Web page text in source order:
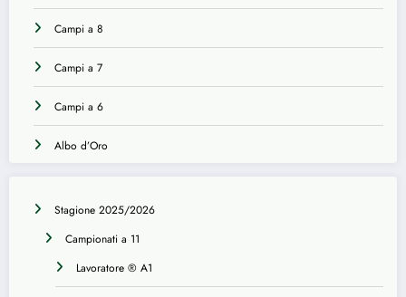
Campi a 8
Campi a 7
Campi a 6
Albo d’Oro
Stagione 2025/2026
Campionati a 11
Lavoratore ® A1